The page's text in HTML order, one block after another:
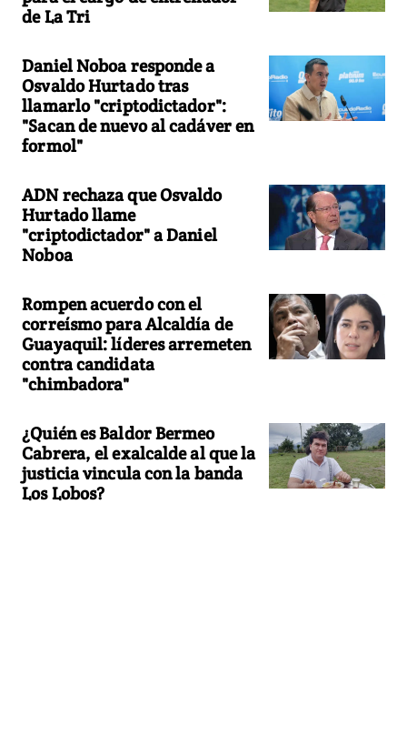
de La Tri
Daniel Noboa responde a
Osvaldo Hurtado tras
llamarlo "criptodictador":
"Sacan de nuevo al cadáver en
formol"
ADN rechaza que Osvaldo
Hurtado llame
"criptodictador" a Daniel
Noboa
Rompen acuerdo con el
correísmo para Alcaldía de
Guayaquil: líderes arremeten
contra candidata
"chimbadora"
¿Quién es Baldor Bermeo
Cabrera, el exalcalde al que la
justicia vincula con la banda
Los Lobos?